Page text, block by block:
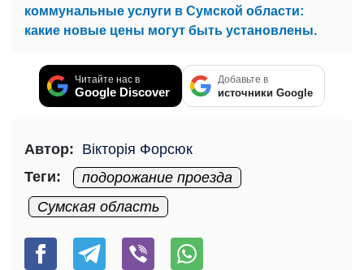
коммунальные услуги в Сумской области:
какие новые цены могут быть установлены.
Читайте нас в
Google Discover
Добавьте в
источники Google
Автор: Вікторія Форсюк
Теги:
подорожание проезда
Сумская область